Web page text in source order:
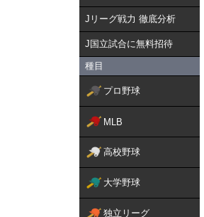
Jリーグ戦力 徹底分析
J国立試合に無料招待
種目
プロ野球
MLB
高校野球
大学野球
独立リーグ